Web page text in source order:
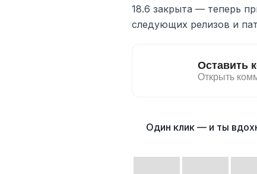
18.6 закрыта — теперь
следующих релизов и